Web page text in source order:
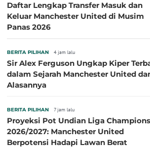
Daftar Lengkap Transfer Masuk dan
Keluar Manchester United di Musim
Panas 2026
BERITA PILIHAN 4 jam lalu
Sir Alex Ferguson Ungkap Kiper
dalam Sejarah Manchester United
Alasannya
BERITA PILIHAN 7 jam lalu
Proyeksi Pot Undian Liga Champions
2026/2027: Manchester United
Berpotensi Hadapi Lawan Berat